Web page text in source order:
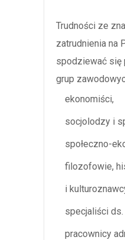
Trudności ze
zatrudnienia na
spodziewać
grup
ekonomiści,
socjolodzy i
społeczno-
filozofowie,
i
specjaliści
pracownicy